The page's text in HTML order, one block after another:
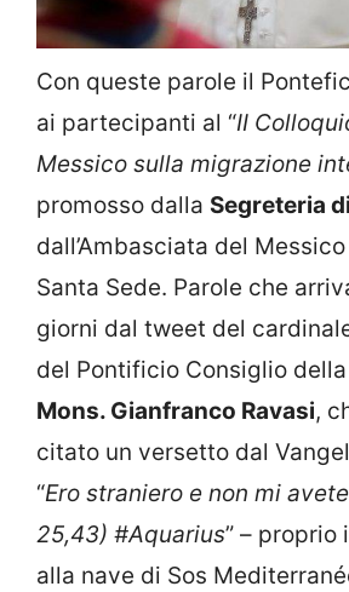
Con queste parole il
ai partecipanti al “II
Messico sulla migrazione
promosso dalla Segreteria
dall’Ambasciata del
Santa Sede. Parole che
giorni dal tweet del
del Pontificio Consiglio
Mons. Gianfranco Ravasi,
citato un versetto dal
“Ero straniero e non mi
25,43) #Aquarius” – proprio
alla nave di Sos